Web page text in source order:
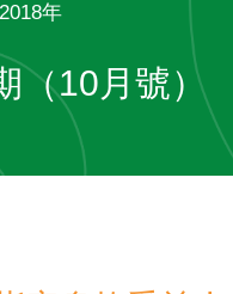
2018年
（10月號）